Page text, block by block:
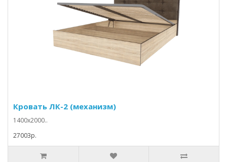
Кровать ЛК-2 (механизм)
1400х2000..
27003p.